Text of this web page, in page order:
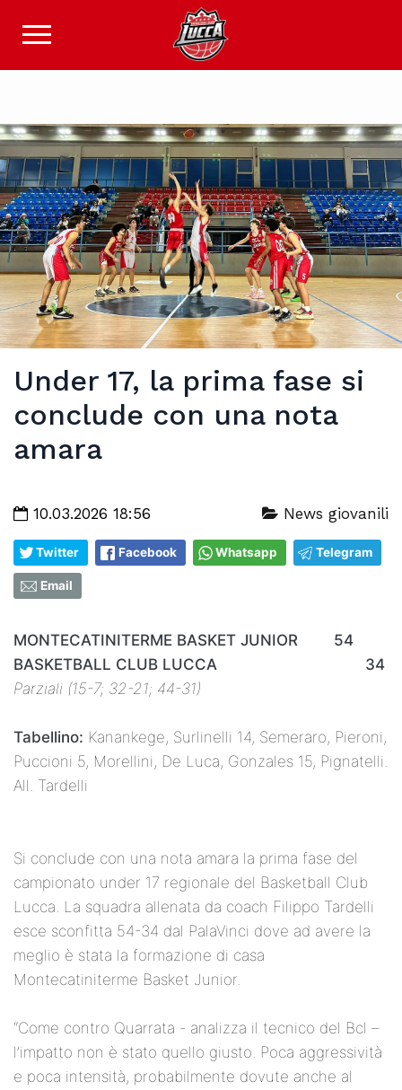
Under 17, la prima fase si
conclude con una nota
amara
10.03.2026 18:56 News giovanili
Twitter Facebook Whatsapp Telegram
Email
MONTECATINITERME BASKET JUNIOR 54
BASKETBALL CLUB LUCCA 34
Parziali (15-7; 32-21; 44-31)
Tabellino: Kanankege, Surlinelli 14, Semeraro, Pieroni,
Puccioni 5, Morellini, De Luca, Gonzales 15, Pignatelli.
All. Tardelli
Si conclude con una nota amara la prima fase del
campionato under 17 regionale del Basketball Club
Lucca. La squadra allenata da coach Filippo Tardelli
esce sconfitta 54-34 dal PalaVinci dove ad avere la
meglio è stata la formazione di casa
Montecatiniterme Basket Junior.
“Come contro Quarrata - analizza il tecnico del Bcl –
l’impatto non è stato quello giusto. Poca aggressività
e poca intensità, probabilmente dovute anche al